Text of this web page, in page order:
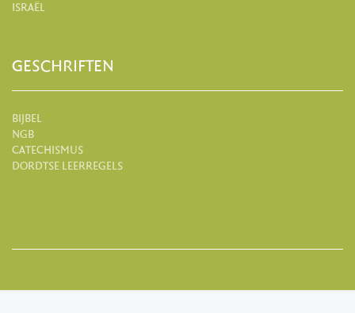
ISRAËL
GESCHRIFTEN
BIJBEL
NGB
CATECHISMUS
DORDTSE LEERREGELS